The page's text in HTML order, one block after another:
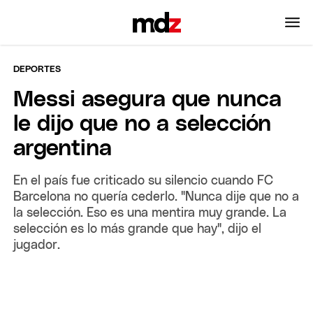
DEPORTES
Messi asegura que nunca
le dijo que no a selección
argentina
En el país fue criticado su silencio cuando FC
Barcelona no quería cederlo. "Nunca dije que no a
la selección. Eso es una mentira muy grande. La
selección es lo más grande que hay", dijo el
jugador.